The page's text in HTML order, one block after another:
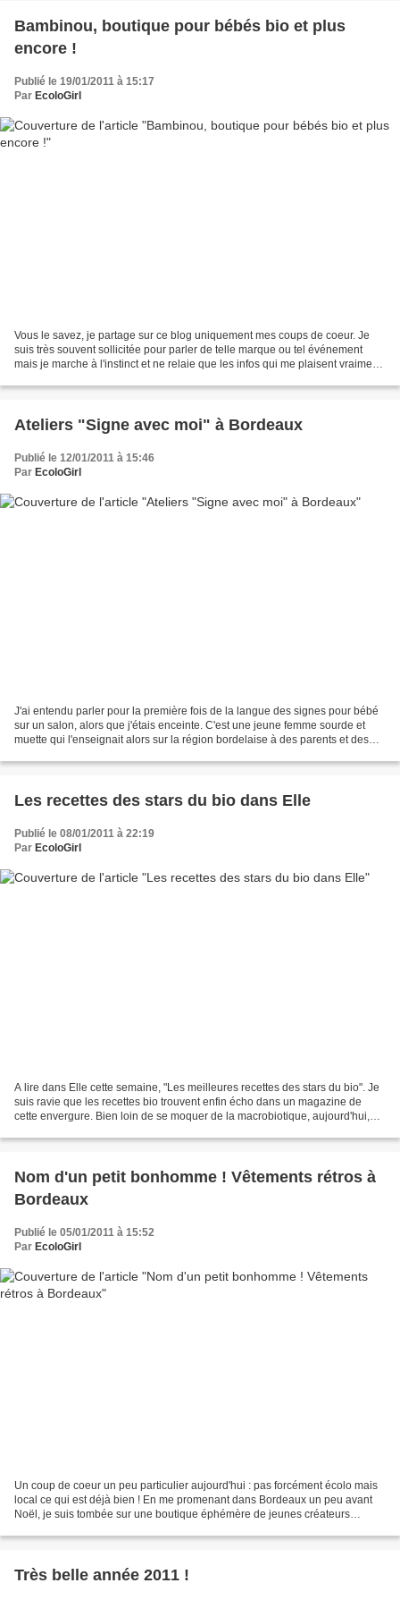
Bambinou, boutique pour bébés bio et plus
encore !
Publié le 19/01/2011 à 15:17
Par EcoloGirl
Vous le savez, je partage sur ce blog uniquement mes coups de coeur. Je
suis très souvent sollicitée pour parler de telle marque ou tel événement
mais je marche à l'instinct et ne relaie que les infos qui me plaisent vraiment
Ateliers "Signe avec moi" à Bordeaux
Publié le 12/01/2011 à 15:46
Par EcoloGirl
J'ai entendu parler pour la première fois de la langue des signes pour bébé
sur un salon, alors que j'étais enceinte. C'est une jeune femme sourde et
muette qui l'enseignait alors sur la région bordelaise à des parents et des
Les recettes des stars du bio dans Elle
Publié le 08/01/2011 à 22:19
Par EcoloGirl
A lire dans Elle cette semaine, "Les meilleures recettes des stars du bio". Je
suis ravie que les recettes bio trouvent enfin écho dans un magazine de
cette envergure. Bien loin de se moquer de la macrobiotique, aujourd'hui,
Nom d'un petit bonhomme ! Vêtements rétros à
Bordeaux
Publié le 05/01/2011 à 15:52
Par EcoloGirl
Un coup de coeur un peu particulier aujourd'hui : pas forcément écolo mais
local ce qui est déjà bien ! En me promenant dans Bordeaux un peu avant
Noël, je suis tombée sur une boutique éphémère de jeunes créateurs
Très belle année 2011 !